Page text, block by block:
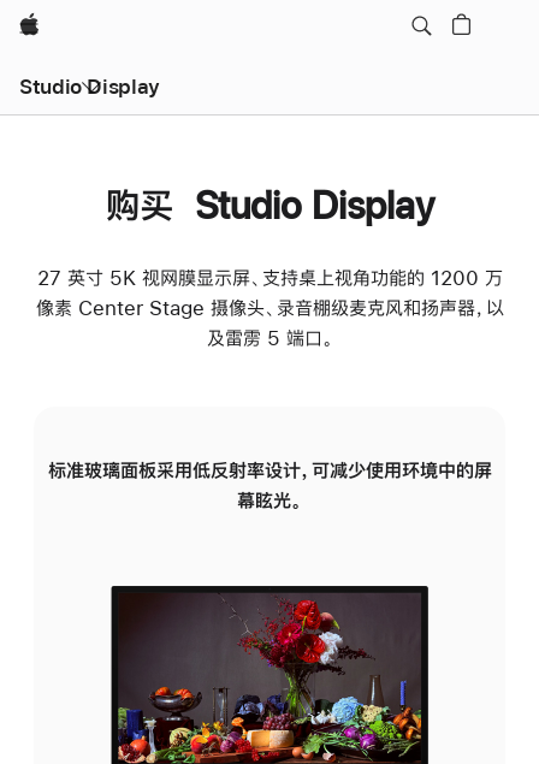
Apple
Studio Display
购买 Studio Display
27 英寸 5K 视网膜显示屏、支持桌上视角功能的 1200 万
像素 Center Stage 摄像头、录音棚级麦克风和扬声器，以
及雷雳 5 端口。
标准玻璃面板采用低反射率设计，可减少使用环境中的屏
幕眩光。